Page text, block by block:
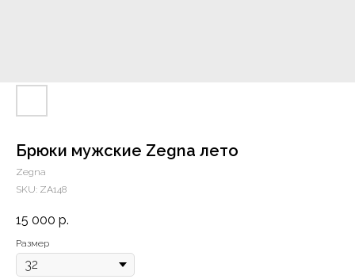
Брюки мужские Zegna лето
Zegna
SKU: ZA148
15 000 р.
Размер